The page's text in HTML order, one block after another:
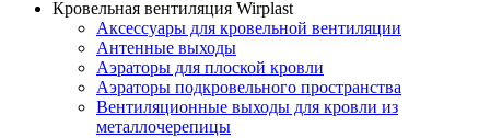
Кровельная вентиляция Wirplast
Аксессуары для кровельной вентиляции
Антенные выходы
Аэраторы для плоской кровли
Аэраторы подкровельного пространства
Вентиляционные выходы для кровли из
металлочерепицы